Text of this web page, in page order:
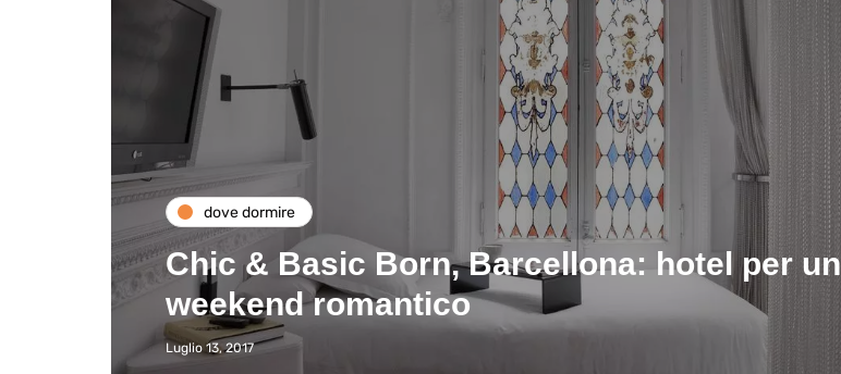
dove dormire
Chic & Basic Born, Barcellona: hotel per un
weekend romantico
Luglio 13, 2017